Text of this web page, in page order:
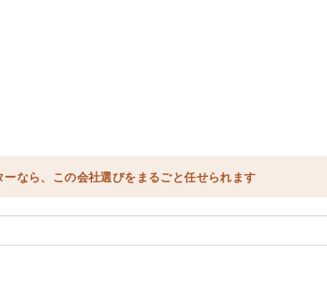
ーなら、この会社選びをまるごと任せられます